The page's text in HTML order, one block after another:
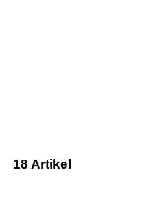
18 Artikel